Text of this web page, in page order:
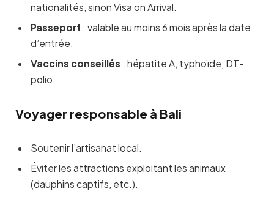
nationalités, sinon Visa on Arrival.
Passeport : valable au moins 6 mois après la date
d’entrée.
Vaccins conseillés : hépatite A, typhoïde, DT-
polio.
Voyager responsable à Bali
Soutenir l’artisanat local.
Éviter les attractions exploitant les animaux
(dauphins captifs, etc.).